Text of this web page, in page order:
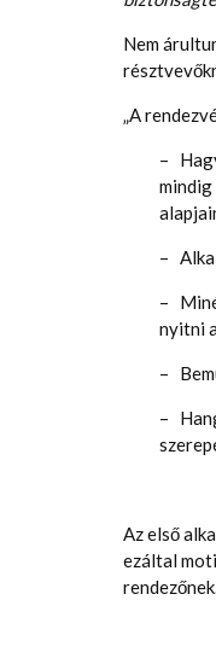
Nem
„A
–
mindig
–
–
nyitni
–
–
Az első
ezáltal